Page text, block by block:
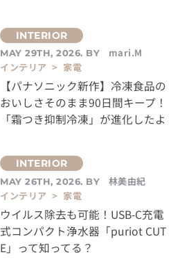
MAY 29TH, 2026. BY
mari.M
インテリア > 家電
【パナソニック新作】冷凍食品の
おいしさそのまま90日間キープ！
「霜つき抑制冷凍」が進化したよ
MAY 26TH, 2026. BY
林美由紀
インテリア > 家電
ウイルス除去も可能！USB-C充電
式コンパクト浄水器「puriot CUT
E」って知ってる？